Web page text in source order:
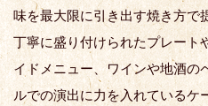
味を最大限に引き出す焼き方で
丁寧に盛り付けられたプレート
イドメニュー、ワインや地酒の
ルでの演出に力を入れているケ